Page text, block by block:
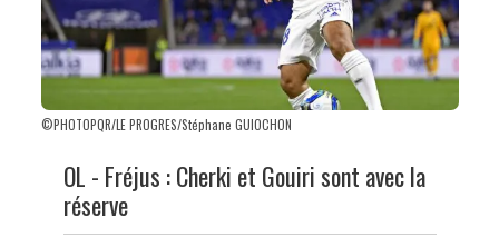
©PHOTOPQR/LE PROGRES/Stéphane GUIOCHON
OL - Fréjus : Cherki et Gouiri sont avec la
réserve